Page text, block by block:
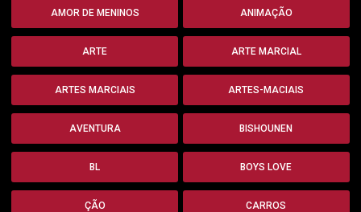
AMOR DE MENINOS ANIMAÇÃO
ARTE ARTE MARCIAL
ARTES MARCIAIS ARTES-MACIAIS
AVENTURA BISHOUNEN
BL BOYS LOVE
ÇÃO CARROS